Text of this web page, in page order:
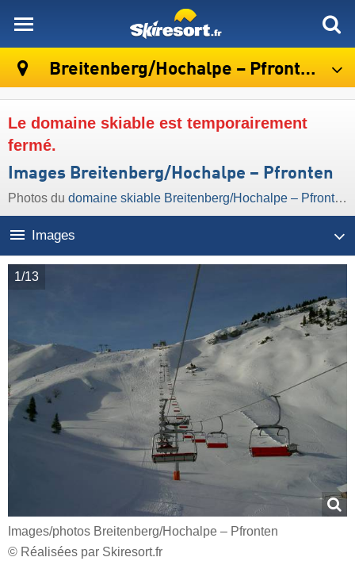
Breitenberg/​Hochalpe – Pfronten
Le domaine skiable est temporairement
fermé.
Images Breitenberg/​Hochalpe – Pfronten
Photos du domaine skiable Breitenberg/​Hochalpe – Pfronten
Images
1/13
Images/​photos Breitenberg/​Hochalpe – Pfronten
© Réalisées par Skiresort.fr